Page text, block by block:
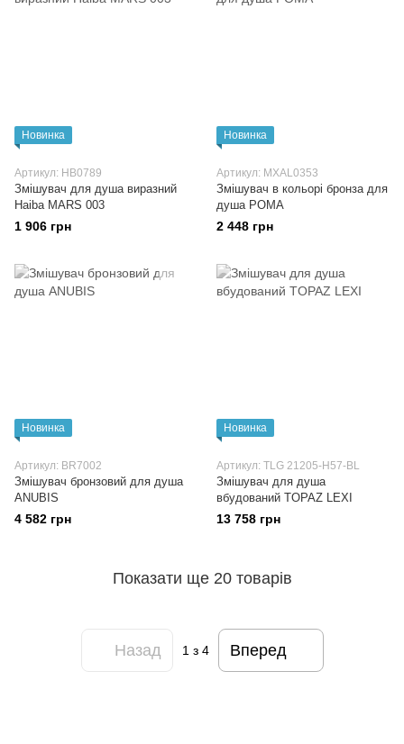
Новинка
Артикул: HB0789
Змішувач для душа виразний
Haiba MARS 003
1 906 грн
Новинка
Артикул: MXAL0353
Змішувач в кольорі бронза для
душа РОМА
2 448 грн
Новинка
Артикул: BR7002
Змішувач бронзовий для душа
ANUBIS
4 582 грн
Новинка
Артикул: TLG 21205-H57-BL
Змішувач для душа
вбудований TOPAZ LEXI
13 758 грн
Показати ще 20 товарів
Назад 1 з 4 Вперед